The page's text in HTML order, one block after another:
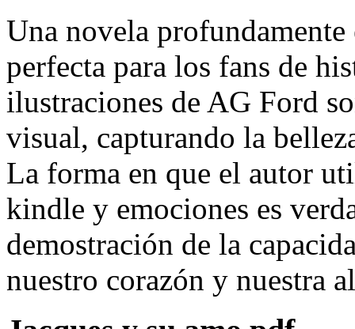
Una novela
perfecta para los fans de
ilustraciones de AG Ford
visual, capturando la
La forma en que el autor
kindle y emociones es
demostración de la
nuestro corazón y nuestra